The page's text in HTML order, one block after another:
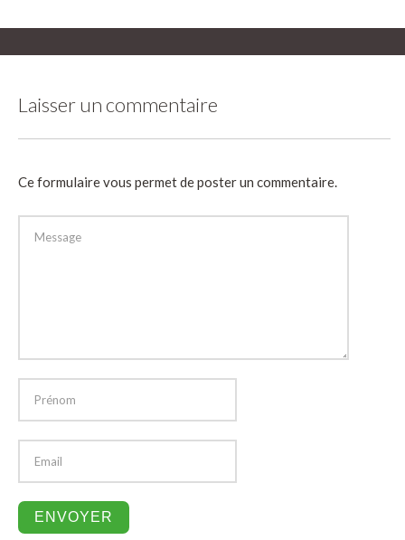
Laisser un commentaire
Ce formulaire vous permet de poster un commentaire.